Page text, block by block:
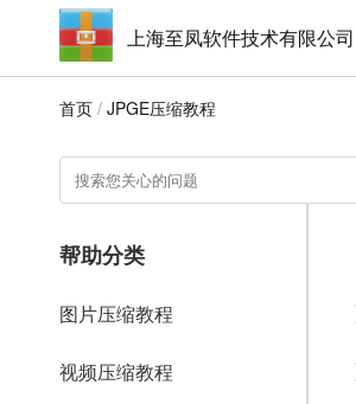
上海至凤软件技术有限公司
首页 / JPGE压缩教程
帮助分类
图片压缩教程
视频压缩教程